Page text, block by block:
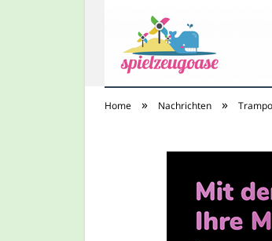
Home » Nachrichten »